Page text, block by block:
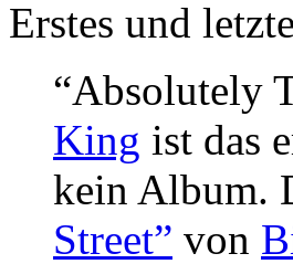
Erstes und
“Absolutely
King ist das
kein Album.
Street” von